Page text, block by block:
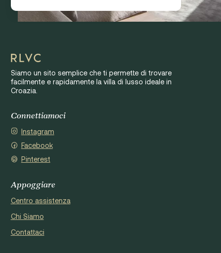
Siamo un sito semplice che ti permette di trovare
facilmente e rapidamente la villa di lusso ideale in
Croazia.
Connettiamoci
Instagram
Facebook
Pinterest
Appoggiare
Centro assistenza
Chi Siamo
Contattaci